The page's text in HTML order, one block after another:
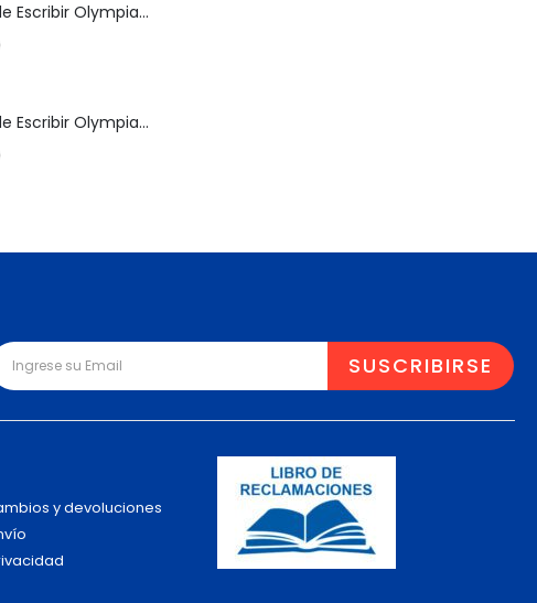
Máquina de Escribir Olympia Royal-Brother
Máquina de Escribir Olympia Traveller de Luxe
y devoluciones